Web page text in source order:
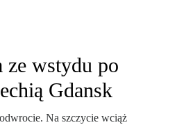
ze wstydu po
Gdansk
Na szczycie wciąż